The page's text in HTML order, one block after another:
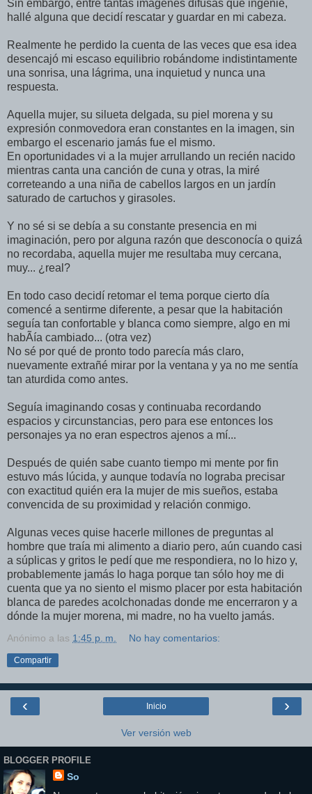
Sin embargo, entre tantas imágenes difusas que ingenié,
hallé alguna que decidí­ rescatar y guardar en mi cabeza.
Realmente he perdido la cuenta de las veces que esa idea
desencajó mi escaso equilibrio robándome indistintamente
una sonrisa, una lágrima, una inquietud y nunca una
respuesta.
Aquella mujer, su silueta delgada, su piel morena y su
expresión conmovedora eran constantes en la imagen, sin
embargo el escenario jamás fue el mismo.
En oportunidades vi a la mujer arrullando un recién nacido
mientras canta una canción de cuna y otras, la miré
correteando a una niña de cabellos largos en un jardí­n
saturado de cartuchos y girasoles.
Y no sé si se debí­a a su constante presencia en mi
imaginación, pero por alguna razón que desconocí­a o quizá
no recordaba, aquella mujer me resultaba muy cercana,
muy... ¿real?
En todo caso decidí retomar el tema porque cierto dí­a
comencé a sentirme diferente, a pesar que la habitación
seguí­a tan confortable y blanca como siempre, algo en mi
habÃía cambiado... (otra vez)
No sé por qué de pronto todo parecí­a más claro,
nuevamente extrañé mirar por la ventana y ya no me sentí­a
tan aturdida como antes.
Seguí­a imaginando cosas y continuaba recordando
espacios y circunstancias, pero para ese entonces los
personajes ya no eran espectros ajenos a mí...
Después de quién sabe cuanto tiempo mi mente por fin
estuvo más lúcida, y aunque todaví­a no lograba precisar
con exactitud quién era la mujer de mis sueños, estaba
convencida de su proximidad y relación conmigo.
Algunas veces quise hacerle millones de preguntas al
hombre que traí­a mi alimento a diario pero, aún cuando casi
a súplicas y gritos le pedí­ que me respondiera, no lo hizo y,
probablemente jamás lo haga porque tan sólo hoy me di
cuenta que ya no siento el mismo placer por esta habitación
blanca de paredes acolchonadas donde me encerraron y a
dónde la mujer morena, mi madre, no ha vuelto jamás.
Anónimo a las 1:45 p. m. No hay comentarios:
Compartir
‹ ›
Inicio
Ver versión web
BLOGGER PROFILE
So